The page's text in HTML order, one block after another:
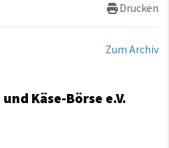
Drucken
Zum Archiv
Käse-Börse e.V.